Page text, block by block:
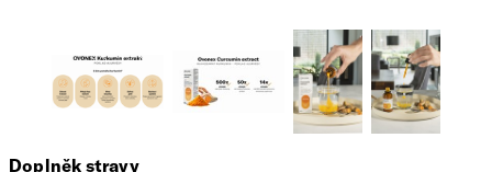
Doplněk stravy